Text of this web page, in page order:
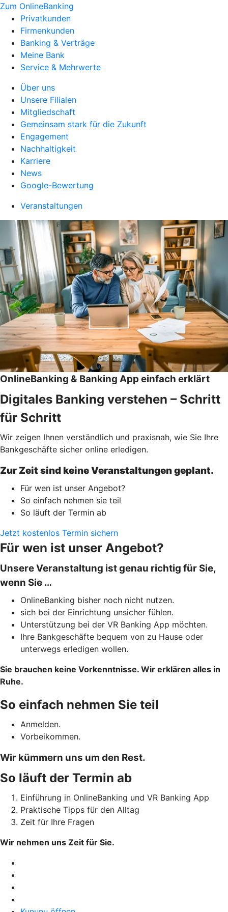
Zum OnlineBanking
Privatkunden
Firmenkunden
Banking & Verträge
Meine Bank
Service & Mehrwerte
Über uns
Unsere Filialen
Mitgliedschaft
Gemeinsam stark für die Zukunft
Engagement
Nachhaltigkeit
Karriere
News
Google-Bewertung
Veranstaltungen
OnlineBanking & Banking App einfach erklärt
Digitales Banking verstehen – Schritt
für Schritt
Wir zeigen Ihnen verständlich und praxisnah, wie Sie Ihre
Bankgeschäfte sicher online erledigen.
Zur Zeit sind keine Veranstaltungen geplant.
Für wen ist unser Angebot?
So einfach nehmen sie teil
So läuft der Termin ab
Jetzt kostenlos Termin sichern
Für wen ist unser Angebot?
Unsere Veranstaltung ist genau richtig für Sie,
wenn Sie …
OnlineBanking bisher noch nicht nutzen.
sich bei der Einrichtung unsicher fühlen.
Unterstützung bei der VR Banking App möchten.
Ihre Bankgeschäfte bequem von zu Hause oder
unterwegs erledigen wollen.
Sie brauchen keine Vorkenntnisse. Wir erklären alles in
Ruhe.
So einfach nehmen Sie teil
Anmelden.
Vorbeikommen.
Wir kümmern uns um den Rest.
So läuft der Termin ab
Einführung in OnlineBanking und VR Banking App
Praktische Tipps für den Alltag
Zeit für Ihre Fragen
Wir nehmen uns Zeit für Sie.